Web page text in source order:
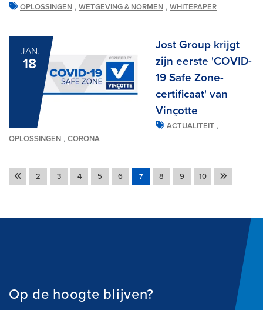
OPLOSSINGEN , WETGEVING & NORMEN , WHITEPAPER
JAN.
18
Jost Group krijgt
zijn eerste 'COVID-
19 Safe Zone-
certificaat' van
Vinçotte
ACTUALITEIT ,
OPLOSSINGEN , CORONA
2 3 4 5 6 7 8 9 10
Op de hoogte blijven?